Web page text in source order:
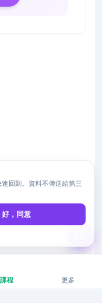
程 更多
回到。資料不傳送給第三
好，同意